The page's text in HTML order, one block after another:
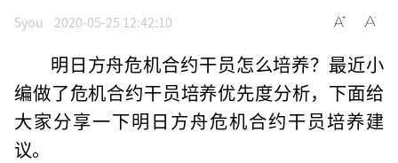
5you 2020-05-25 12:42:10
明日方舟危机合约干员怎么培养？最近小
编做了危机合约干员培养优先度分析，下面给
大家分享一下明日方舟危机合约干员培养建
议。